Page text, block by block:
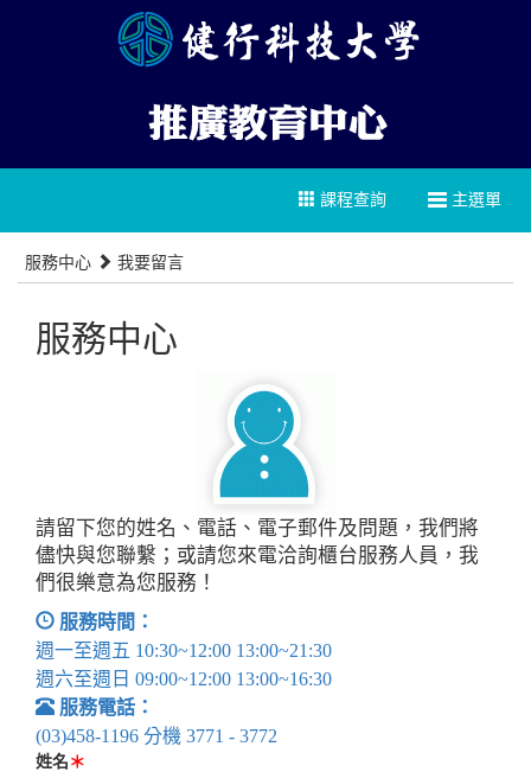
主選單
課程查詢
服務中心 我要留言
服務中心
請留下您的姓名、電話、電子郵件及問題，我們將
儘快與您聯繫；或請您來電洽詢櫃台服務人員，我
們很樂意為您服務！
服務時間：
週一至週五 10:30~12:00 13:00~21:30
週六至週日 09:00~12:00 13:00~16:30
服務電話：
(03)458-1196 分機 3771 - 3772
姓名 ＊